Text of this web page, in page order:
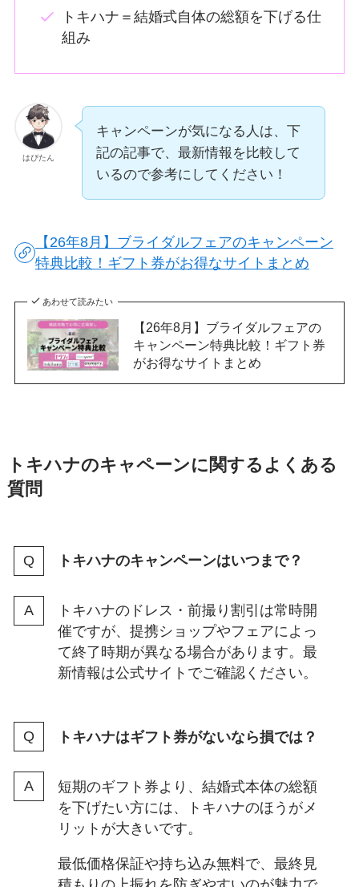
トキハナ＝結婚式自体の総額を下げる仕
組み
はぴたん
キャンペーンが気になる人は、下
記の記事で、最新情報を比較して
いるので参考にしてください！
【26年8月】ブライダルフェアのキャンペーン
特典比較！ギフト券がお得なサイトまとめ
あわせて読みたい
【26年8月】ブライダルフェアの
キャンペーン特典比較！ギフト券
がお得なサイトまとめ
トキハナのキャペーンに関するよくある
質問
トキハナのキャンペーンはいつまで？
トキハナのドレス・前撮り割引は常時開
催ですが、提携ショップやフェアによっ
て終了時期が異なる場合があります。最
新情報は公式サイトでご確認ください。
トキハナはギフト券がないなら損では？
短期のギフト券より、結婚式本体の総額
を下げたい方には、トキハナのほうがメ
リットが大きいです。
最低価格保証や持ち込み無料で、最終見